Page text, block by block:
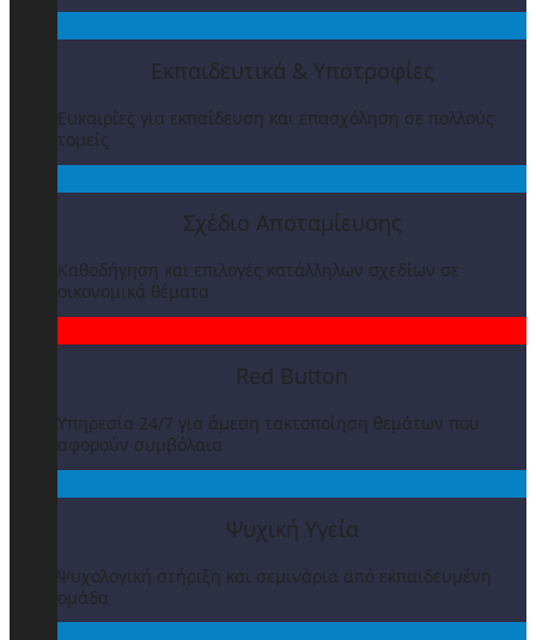
Εκπαιδευτικά & Υποτροφίες
Ευκαιρίες για εκπαίδευση και επασχόληση σε πολλούς
τομείς
Σχέδιο Αποταμίευσης
Καθοδήγηση και επιλογές κατάλληλων σχεδίων σε
οικονομικά θέματα
Red Button
Υπηρεσία 24/7 για άμεση τακτοποίηση θεμάτων που
αφορούν συμβόλαια
Ψυχική Υγεία
Ψυχολογική στήριξη και σεμινάρια από εκπαιδευμένη
ομάδα